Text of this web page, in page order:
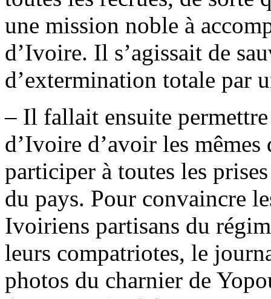
une mission noble à
d’Ivoire. Il s’agissait de
d’extermination totale par
– Il fallait ensuite
d’Ivoire d’avoir les
participer à toutes les
du pays. Pour convaincre
Ivoiriens partisans du
leurs compatriotes, le
photos du charnier de